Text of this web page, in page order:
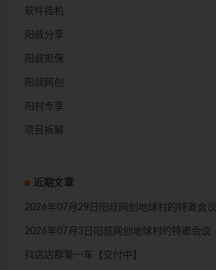
软件挂机
阳叔分享
阳叔担保
阳叔网创
阳村专享
项目拆解
近期文章
2026年07月29日阳叔网创地球村的特邀会议
2026年07月3日阳叔网创地球村的特邀会议
抖店店群第一车【交付中】